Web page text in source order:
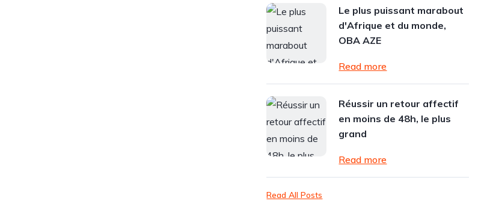
Le plus puissant marabout
d'Afrique et du monde,
OBA AZE
Read more
Réussir un retour affectif
en moins de 48h, le plus
grand
Read more
Read All Posts